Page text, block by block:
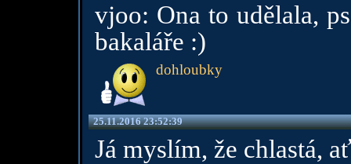
vjoo: Ona to udělala,
bakaláře :)
dohloubky
25.11.2016 23:52:39
Já myslím, že chlastá,